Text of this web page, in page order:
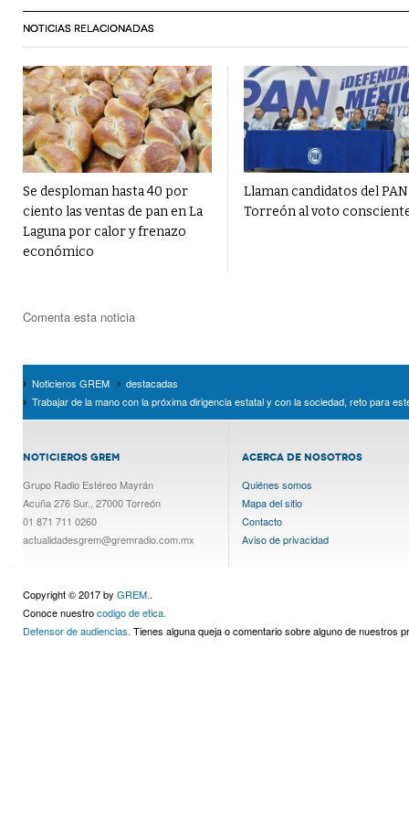
NOTICIAS RELACIONADAS
Se desploman hasta 40 por
ciento las ventas de pan en La
Laguna por calor y frenazo
económico
Llaman candidatos del PAN
Torreón al voto
Comenta esta noticia
Noticieros GREM
destacadas
Trabajar de la mano con la próxima dirigencia estatal y con la sociedad, reto para
NOTICIEROS GREM
Grupo Radio Estéreo Mayrán
Acuña 276 Sur., 27000 Torreón
01 871 711 0260
actualidadesgrem@gremradio.com.mx
ACERCA DE NOSOTROS
Quiénes somos
Mapa del sitio
Contacto
Aviso de privacidad
Copyright © 2017 by GREM..
Conoce nuestrocodigo de etica.
Defensor de audiencias. Tienes alguna queja o comentario sobre alguno de nuestros